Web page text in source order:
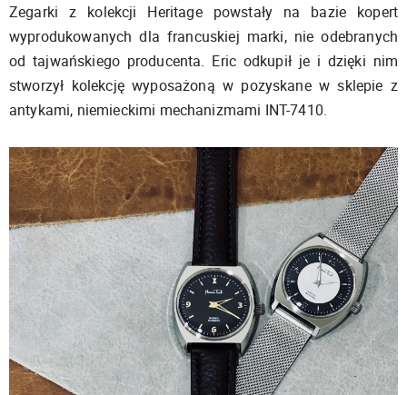
Zegarki z kolekcji Heritage powstały na bazie kopert
wyprodukowanych dla francuskiej marki, nie odebranych
od tajwańskiego producenta. Eric odkupił je i dzięki nim
stworzył kolekcję wyposażoną w pozyskane w sklepie z
antykami, niemieckimi mechanizmami INT-7410.